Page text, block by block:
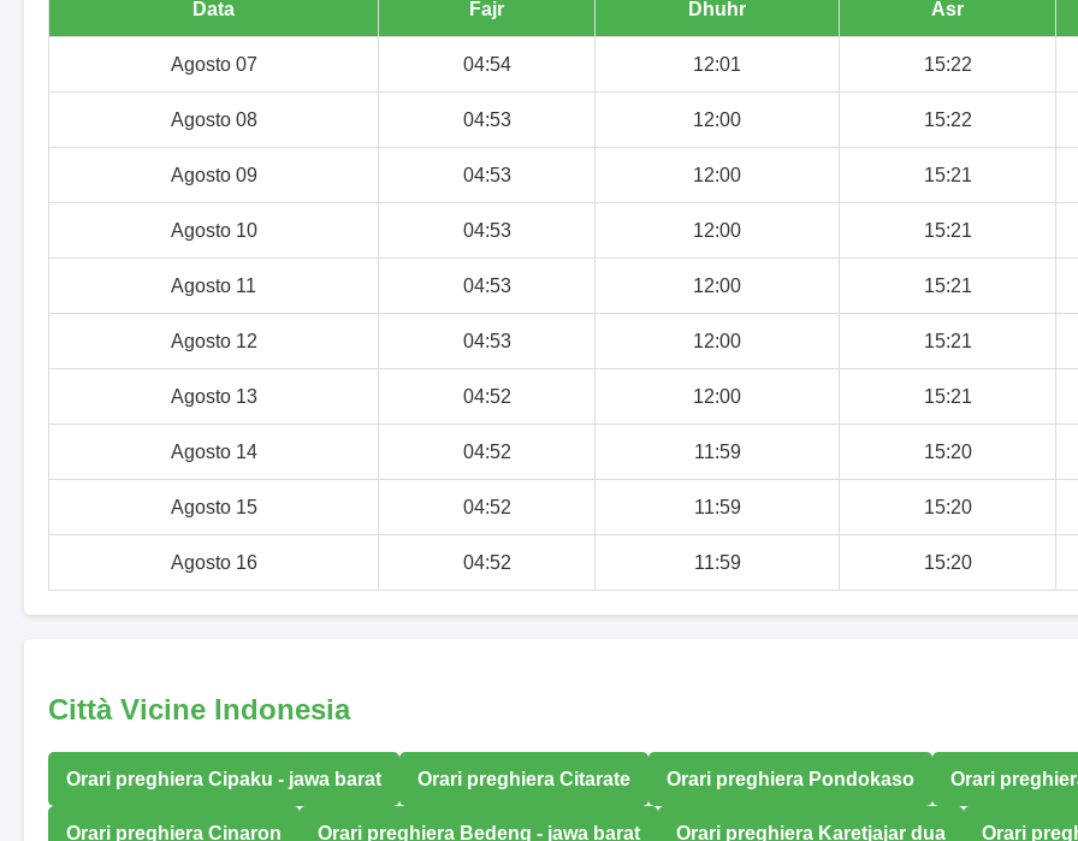
Data Fajr Dhuhr Asr
Agosto 07 04:54 12:01 15:22
Agosto 08 04:53 12:00 15:22
Agosto 09 04:53 12:00 15:21
Agosto 10 04:53 12:00 15:21
Agosto 11 04:53 12:00 15:21
Agosto 12 04:53 12:00 15:21
Agosto 13 04:52 12:00 15:21
Agosto 14 04:52 11:59 15:20
Agosto 15 04:52 11:59 15:20
Agosto 16 04:52 11:59 15:20
Città Vicine Indonesia
Orari preghiera Cipaku - jawa barat Orari preghiera Citarate Orari preghiera Pondokaso Orari
Orari preghiera Cinaron Orari preghiera Bedeng - jawa barat Orari preghiera Karetjajar dua Orari